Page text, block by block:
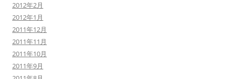
2012年2月
2012年1月
2011年12月
2011年11月
2011年10月
2011年9月